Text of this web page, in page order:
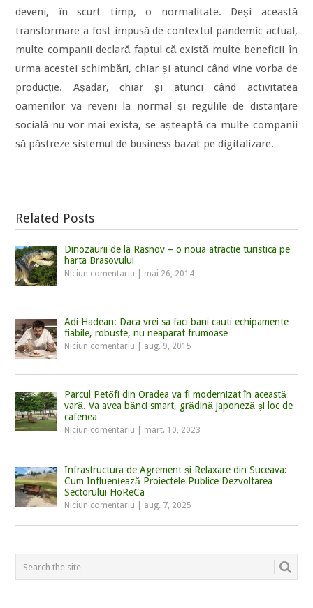
deveni, în scurt timp, o normalitate. Deși această
transformare a fost impusă de contextul pandemic actual,
multe companii declară faptul că există multe beneficii în
urma acestei schimbări, chiar și atunci când vine vorba de
producție. Așadar, chiar și atunci când activitatea
oamenilor va reveni la normal și regulile de distanțare
socială nu vor mai exista, se așteaptă ca multe companii
să păstreze sistemul de business bazat pe digitalizare.
Related Posts
Dinozaurii de la Rasnov – o noua atractie turistica pe
harta Brasovului
Niciun comentariu mai 26, 2014
Adi Hadean: Daca vrei sa faci bani cauti echipamente
fiabile, robuste, nu neaparat frumoase
Niciun comentariu aug. 9, 2015
Parcul Petőfi din Oradea va fi modernizat în această
vară. Va avea bănci smart, grădină japoneză și loc de
cafenea
Niciun comentariu mart. 10, 2023
Infrastructura de Agrement și Relaxare din Suceava:
Cum Influențează Proiectele Publice Dezvoltarea
Sectorului HoReCa
Niciun comentariu aug. 7, 2025